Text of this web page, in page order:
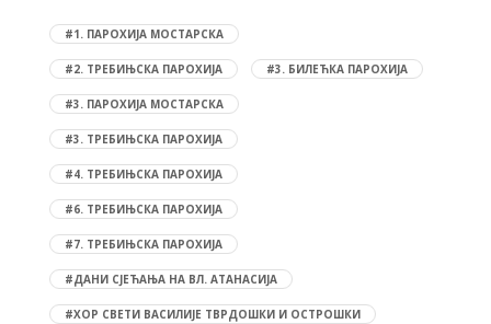
#1. ПАРОХИЈА МОСТАРСКА
#2. ТРЕБИЊСКА ПАРОХИЈА #3. БИЛЕЋКА ПАРОХИЈА
#3. ПАРОХИЈА МОСТАРСКА
#3. ТРЕБИЊСКА ПАРОХИЈА
#4. ТРЕБИЊСКА ПАРОХИЈА
#6. ТРЕБИЊСКА ПАРОХИЈА
#7. ТРЕБИЊСКА ПАРОХИЈА
#ДАНИ СЈЕЋАЊА НА ВЛ. АТАНАСИЈА
#ХОР СВЕТИ ВАСИЛИЈЕ ТВРДОШКИ И ОСТРОШКИ